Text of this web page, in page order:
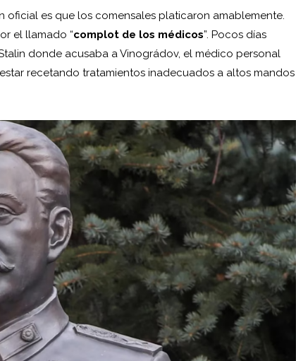
oficial es que los comensales platicaron amablemente.
el llamado “complot de los médicos”. Pocos días
donde acusaba a Vinográdov, el médico personal
recetando tratamientos inadecuados a altos mandos